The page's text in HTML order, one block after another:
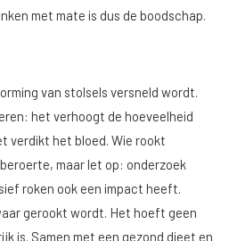
met mate is dus de boodschap.
van stolsels versneld wordt.
het verhoogt de hoeveelheid
verdikt het bloed. Wie rookt
maar let op: onderzoek
roken ook een impact heeft.
gerookt wordt. Het hoeft geen
is. Samen met een gezond dieet en